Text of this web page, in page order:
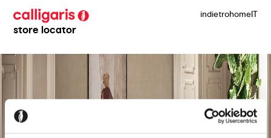
store locator
indietrohomeIT